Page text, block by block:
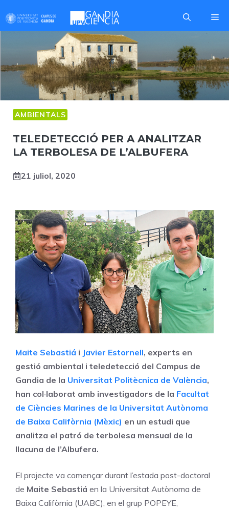
to
content
AMBIENTALS
TELEDETECCIÓ PER A ANALITZAR
LA TERBOLESA DE L’ALBUFERA
21 juliol, 2020
Maite Sebastiá i Javier Estornell, experts en
gestió ambiental i teledetecció del Campus de
Gandia de la Universitat Politècnica de València,
han col·laborat amb investigadors de la Facultat
de Ciències Marines de la Universitat Autònoma
de Baixa Califòrnia (Mèxic) en un estudi que
analitza el patró de terbolesa mensual de la
llacuna de l’Albufera.
El projecte va començar durant l’estada post-doctoral
de Maite Sebastiá en la Universitat Autònoma de
Baixa Califòrnia (UABC), en el grup POPEYE,